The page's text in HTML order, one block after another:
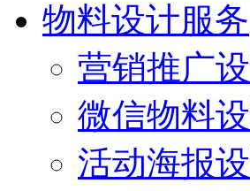
物料设计服务
营销推广
微信物料
活动海报